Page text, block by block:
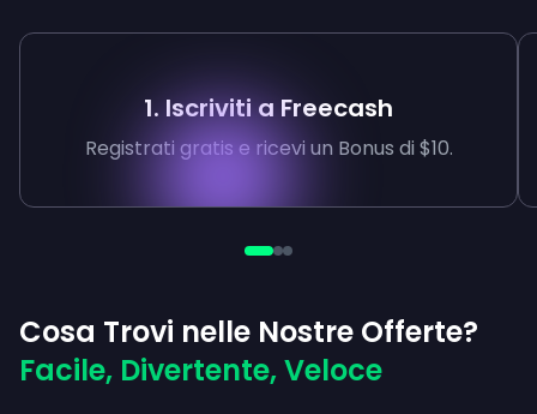
1. Iscriviti a Freecash
Registrati gratis e ricevi un Bonus di $10.
Cosa Trovi nelle Nostre Offerte?
Facile, Divertente, Veloce